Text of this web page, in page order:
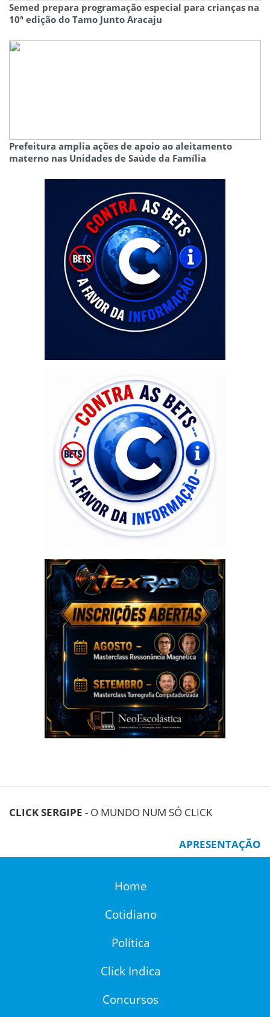
Semed prepara programação especial para crianças na
10ª edição do Tamo Junto Aracaju
Prefeitura amplia ações de apoio ao aleitamento
materno nas Unidades de Saúde da Família
CLICK SERGIPE - O MUNDO NUM SÓ CLICK
APRESENTAÇÃO
Home
Cotidiano
Política
Click Indica
Concursos